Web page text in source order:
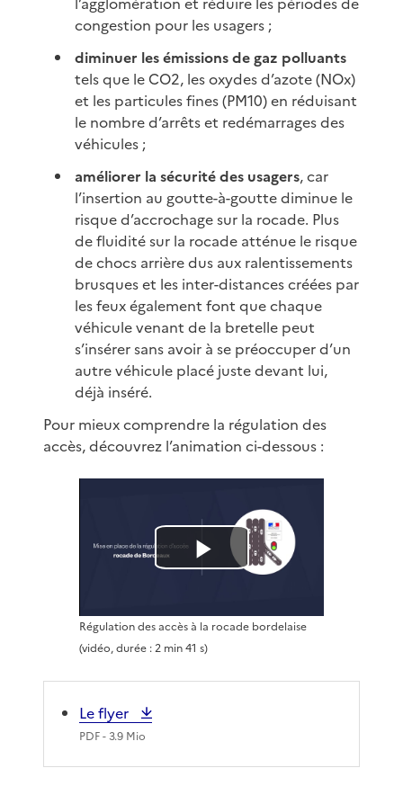
congestion pour les usagers ;
diminuer les émissions de gaz polluants
tels que le CO2, les oxydes d’azote (NOx)
et les particules fines (PM10) en réduisant
le nombre d’arrêts et redémarrages des
véhicules ;
améliorer la sécurité des usagers, car
l’insertion au goutte-à-goutte diminue le
risque d’accrochage sur la rocade. Plus
de fluidité sur la rocade atténue le risque
de chocs arrière dus aux ralentissements
brusques et les inter-distances créées par
les feux également font que chaque
véhicule venant de la bretelle peut
s’insérer sans avoir à se préoccuper d’un
autre véhicule placé juste devant lui,
déjà inséré.
Pour mieux comprendre la régulation des
accès, découvrez l’animation ci-dessous :
L
i
r
Régulation des accès à la rocade bordelaise
(vidéo, durée : 2 min 41 s)
Le flyer
PDF- 3.9 Mio